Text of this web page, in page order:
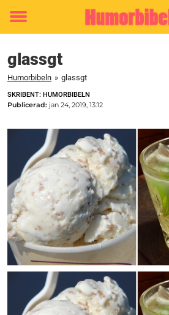
Toggle
glassgt
Humorbibeln » glassgt
SKRIBENT: HUMORBIBELN
Publicerad: jan 24, 2019, 13:12